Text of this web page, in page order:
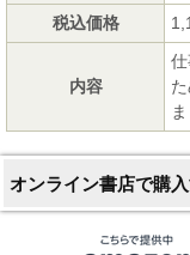
税込価格
内容
オンライン書店で購